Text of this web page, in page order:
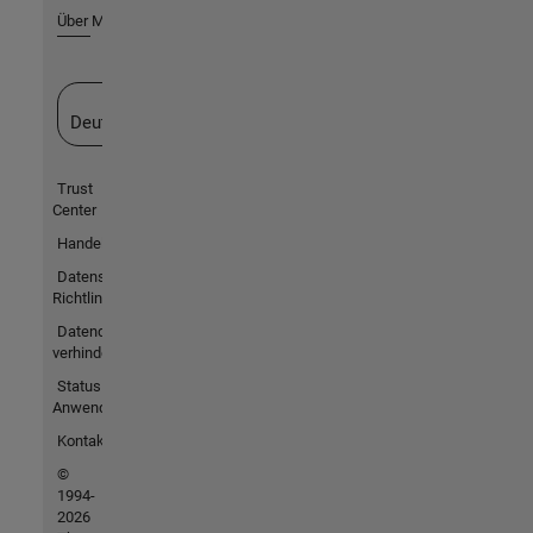
Über MathWorks
Deutschland
Trust
Center
Handelsmarken
Datenschutz-
Richtlinien
Datendiebstahl
verhindern
Status von
Anwendungen
Kontakt
©
1994-
2026